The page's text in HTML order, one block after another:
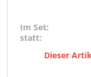
Im Set:
statt:
Dieser